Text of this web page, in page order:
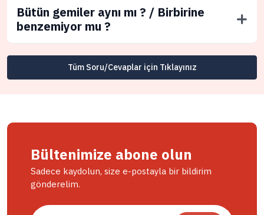
Bütün gemiler aynı mı ? / Birbirine
benzemiyor mu ?
Tüm Soru/Cevaplar için Tıklayınız
Bültenimize abone olun
Sadece kaydolun, size e-postayla bir bildirim
gönderelim.